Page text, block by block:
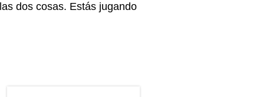
dos cosas. Estás jugando